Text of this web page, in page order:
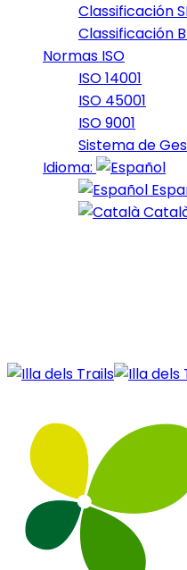
Classificación
Classificación
Normas ISO
ISO 14001
ISO 45001
ISO 9001
Sistema de
Idioma: